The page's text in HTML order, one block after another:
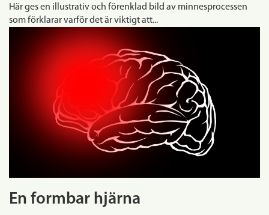
Här ges en illustrativ och förenklad bild av minnesprocessen
som förklarar varför det är viktigt att...
En formbar hjärna